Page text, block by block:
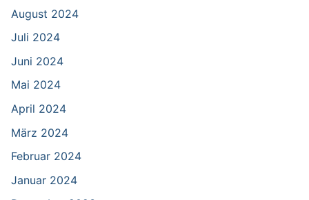
August 2024
Juli 2024
Juni 2024
Mai 2024
April 2024
März 2024
Februar 2024
Januar 2024